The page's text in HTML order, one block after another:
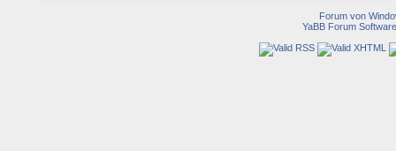
Forum von
YaBB Forum Software